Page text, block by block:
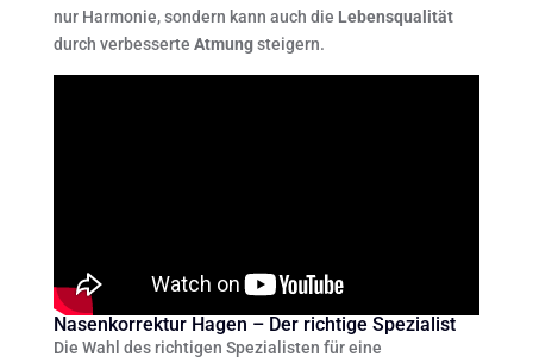
nur Harmonie, sondern kann auch die Lebensqualität
durch verbesserte Atmungsteigern.
Nasenkorrektur Hagen – Der richtige Spezialist
Die Wahl des richtigen Spezialisten für eine